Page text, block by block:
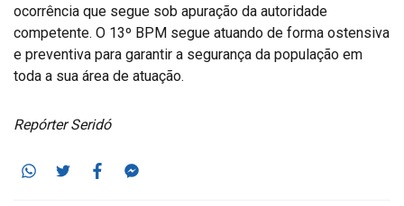
ocorrência que segue sob apuração da autoridade
competente. O 13º BPM segue atuando de forma ostensiva
e preventiva para garantir a segurança da população em
toda a sua área de atuação.
Repórter Seridó
Whatsapp
TwitterFacebook